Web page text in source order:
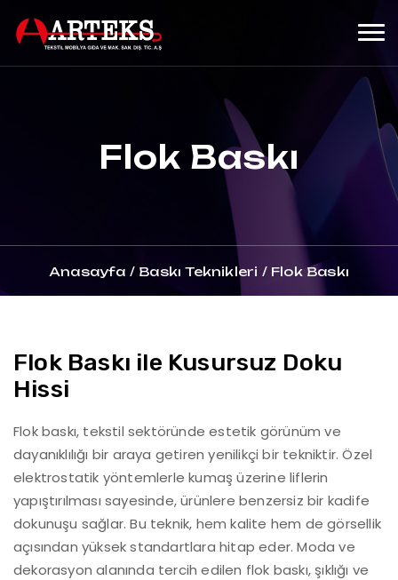
Flok Baskı
Anasayfa / Baskı Teknikleri / Flok Baskı
Flok Baskı ile Kusursuz Doku
Hissi
Flok baskı, tekstil sektöründe estetik görünüm ve
dayanıklılığı bir araya getiren yenilikçi bir tekniktir. Özel
elektrostatik yöntemlerle kumaş üzerine liflerin
yapıştırılması sayesinde, ürünlere benzersiz bir kadife
dokunuşu sağlar. Bu teknik, hem kalite hem de görsellik
açısından yüksek standartlara hitap eder. Moda ve
dekorasyon alanında tercih edilen flok baskı, şıklığı ve